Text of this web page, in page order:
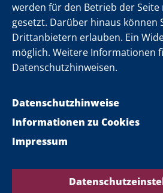
werden für den Betrieb der Seite
gesetzt. Darüber hinaus können
Drittanbietern erlauben. Ein
möglich. Weitere Informationen
Datenschutzhinweisen.
Datenschutzhinweise
Impressum
Informationen zu Cookies
Folgen Sie uns